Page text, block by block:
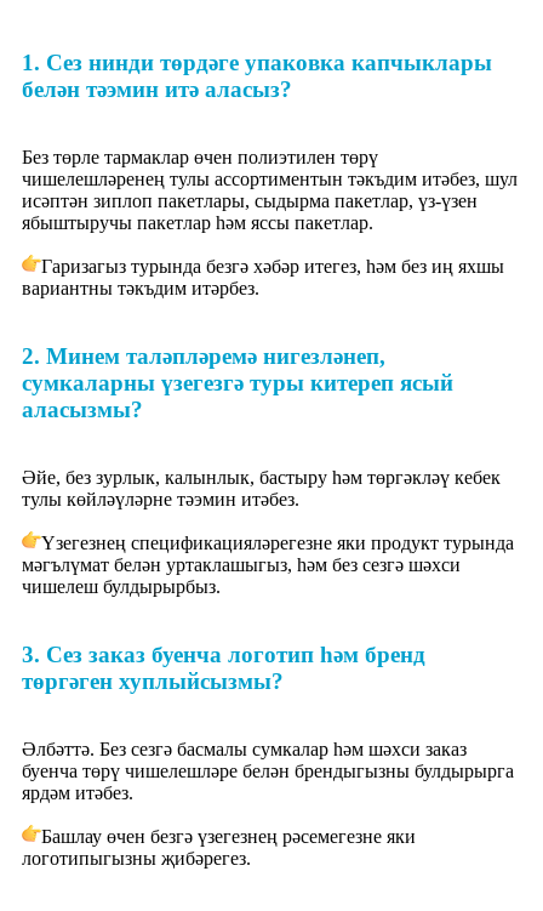
1. Сез нинди төрдәге упаковка капчыклары
белән тәэмин итә аласыз?
Без төрле тармаклар өчен полиэтилен төрү
чишелешләренең тулы ассортиментын тәкъдим итәбез, шул
исәптән зиплоп пакетлары, сыдырма пакетлар, үз-үзен
ябыштыручы пакетлар һәм яссы пакетлар.
Гаризагыз турында безгә хәбәр итегез, һәм без иң яхшы
вариантны тәкъдим итәрбез.
2. Минем таләпләремә нигезләнеп,
сумкаларны үзегезгә туры китереп ясый
аласызмы?
Әйе, без зурлык, калынлык, бастыру һәм төргәкләү кебек
тулы көйләүләрне тәэмин итәбез.
Үзегезнең спецификацияләрегезне яки продукт турында
мәгълүмат белән уртаклашыгыз, һәм без сезгә шәхси
чишелеш булдырырбыз.
3. Сез заказ буенча логотип һәм бренд
төргәген хуплыйсызмы?
Әлбәттә. Без сезгә басмалы сумкалар һәм шәхси заказ
буенча төрү чишелешләре белән брендыгызны булдырырга
ярдәм итәбез.
Башлау өчен безгә үзегезнең рәсемегезне яки
логотипыгызны җибәрегез.